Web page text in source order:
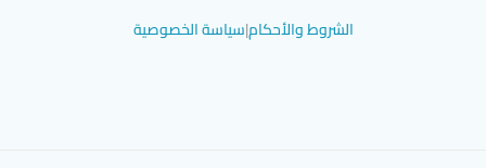
الشروط والأحكام|سياسة الخصوصية